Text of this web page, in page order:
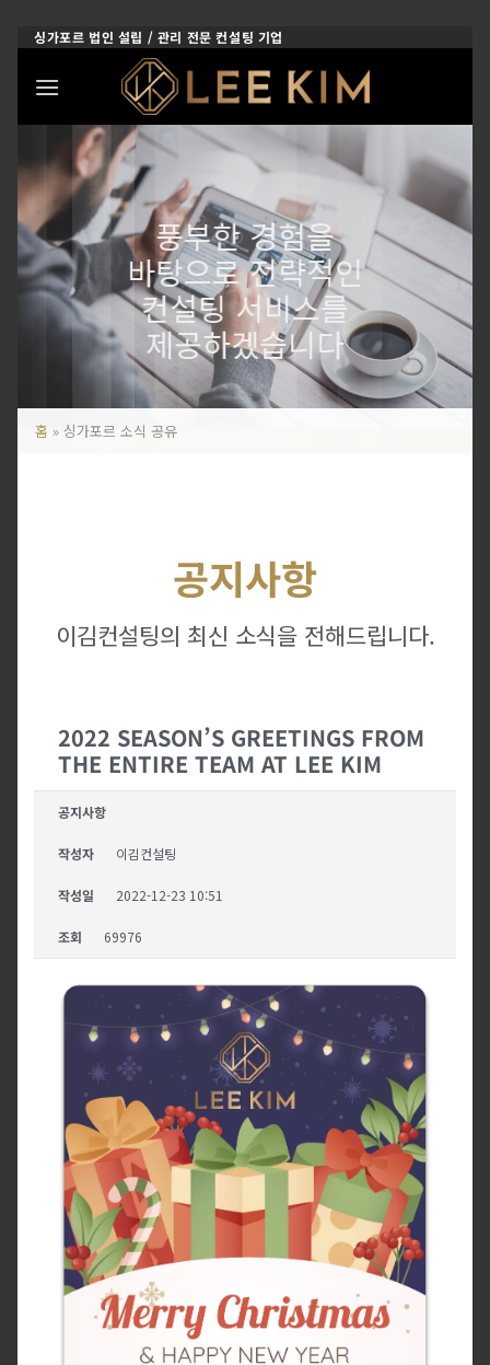
Skip
content
싱가포르 법인 설립 / 관리 전문 컨설팅 기업
풍부한 경험을
바탕으로 전략적인
컨설팅 서비스를
제공하겠습니다
홈 » 싱가포르 소식 공유
공지사항
이김컨설팅의 최신 소식을 전해드립니다.
2022 SEASON’S GREETINGS FROM
THE ENTIRE TEAM AT LEE KIM
공지사항
작성자 이김컨설팅
작성일 2022-12-23 10:51
조회 69976